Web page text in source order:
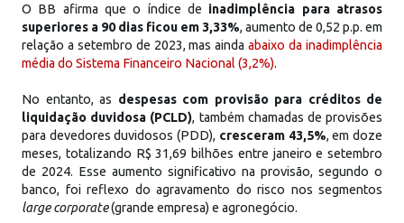
O BB afirma que o índice de inadimplência para atrasos
superiores a 90 dias ficou em 3,33%, aumento de 0,52 p.p. em
relação a setembro de 2023, mas aindaabaixo da inadimplência
média do Sistema Financeiro Nacional (3,2%).
No entanto, as despesas com provisão para créditos de
liquidação duvidosa (PCLD), também chamadas de provisões
para devedores duvidosos (PDD), cresceram 43,5%, em doze
meses, totalizando R$ 31,69 bilhões entre janeiro e setembro
de 2024. Esse aumento significativo na provisão, segundo o
banco, foi reflexo do agravamento do risco nos segmentos
large corporate(grande empresa) e agronegócio.